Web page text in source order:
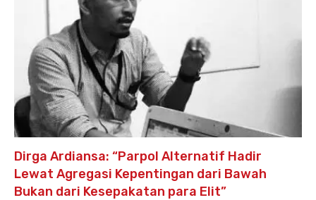
Dirga Ardiansa: “Parpol Alternatif Hadir
Lewat Agregasi Kepentingan dari Bawah
Bukan dari Kesepakatan para Elit”